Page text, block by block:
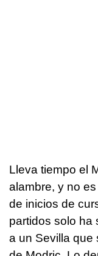
Lleva tiempo el
alambre, y no
de inicios de
partidos solo ha
a un Sevilla que